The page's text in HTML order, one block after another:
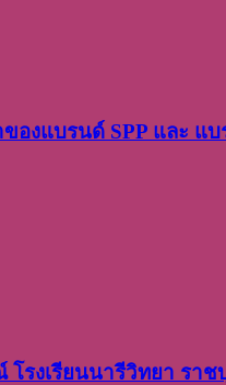
องแบรนด์ SPP และ แ
รงเรียนนารีวิทยา รา